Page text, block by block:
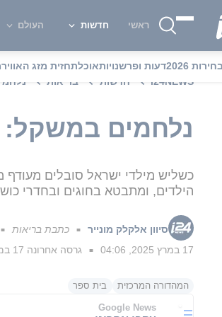
ראשי חדשות העולם
2026 דעות ופרשנויותאוכלתחזית מזג האוויר
i24NEWS
חדשות בריאות
נלחמים במשקל:
כשליש מילדי ישראל סובלים
הילדים, ומתבטא בחוגים ובחדרי
סיוון אלקלק מונייר ■ כתבת בריאות
17 במרץ 2025, 04:06
■ גרסה אחרונה 17 במרץ 2025, 07:02
המהדורה המרכזית בית ספר
Google News